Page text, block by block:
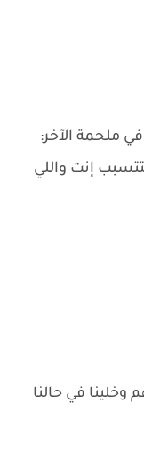
ملحمة الآخر:
إنت واللي
في حالنا